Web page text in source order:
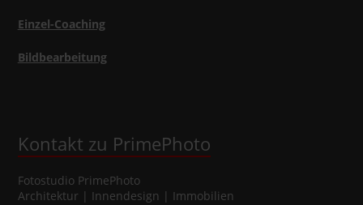
Einzel-Coaching
Bildbearbeitung
Kontakt zu PrimePhoto
Fotostudio PrimePhoto
Architektur | Innendesign | Immobilien